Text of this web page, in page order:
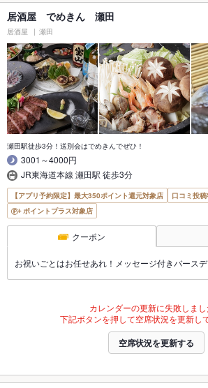
居酒屋 でめきん 瀬田
居酒屋 瀬田
瀬田駅徒歩3分！送別会はでめきんでぜひ！
3001～4000円
JR東海道本線 瀬田駅 徒歩3分
【アプリ予約限定】最大350ポイント還元対象店
口コミ投
ポイントプラス対象店
クーポン
お祝いごとはお任せあれ！メッセージ付きバース
カレンダーの更新に失敗しまし
下記ボタンを押して空席状況を更新し
空席状況を更新する